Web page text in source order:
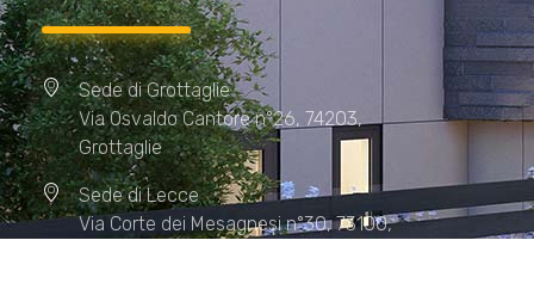
Sede di Grottaglie
Via Osvaldo Cantore n°26, 74203,
Grottaglie
Sede di Lecce
Via Corte dei Mesagnesi n°30, 73100,